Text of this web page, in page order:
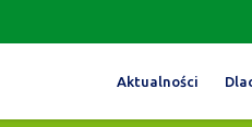
Aktualności